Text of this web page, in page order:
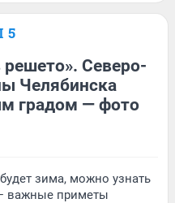
5
Северо-
Челябинска
градом — фото
зима, можно узнать
важные приметы